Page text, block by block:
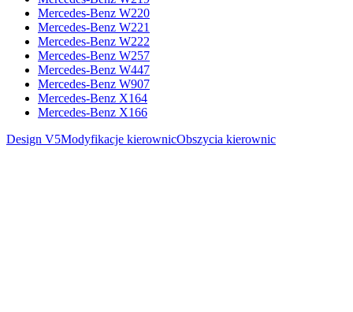
Mercedes-Benz W220
Mercedes-Benz W221
Mercedes-Benz W222
Mercedes-Benz W257
Mercedes-Benz W447
Mercedes-Benz W907
Mercedes-Benz X164
Mercedes-Benz X166
Design V5Modyfikacje kierownicObszycia kierownic